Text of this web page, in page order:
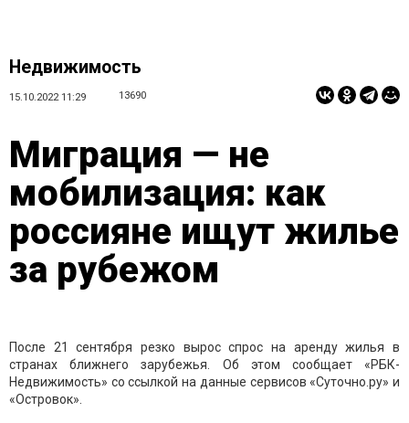
Недвижимость
15.10.2022 11:29 13690
Миграция — не
мобилизация: как
россияне ищут жилье
за рубежом
После 21 сентября резко вырос спрос на аренду жилья в
странах ближнего зарубежья. Об этом сообщает «РБК-
Недвижимость» со ссылкой на данные сервисов «Суточно.ру» и
«Островок».